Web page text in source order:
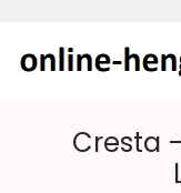
Cresta